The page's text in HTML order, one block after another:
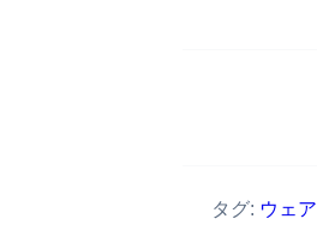
タグ: ウェア